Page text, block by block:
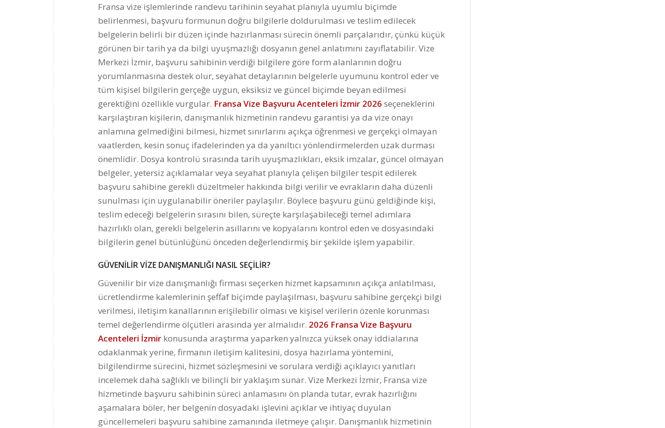
Fransa vize işlemlerinde randevu tarihinin seyahat planıyla uyumlu biçimde
belirlenmesi, başvuru formunun doğru bilgilerle doldurulması ve teslim edilecek
belgelerin belirli bir düzen içinde hazırlanması sürecin önemli parçalarıdır, çünkü küçük
görünen bir tarih ya da bilgi uyuşmazlığı dosyanın genel anlatımını zayıflatabilir. Vize
Merkezi İzmir, başvuru sahibinin verdiği bilgilere göre form alanlarının doğru
yorumlanmasına destek olur, seyahat detaylarının belgelerle uyumunu kontrol eder ve
tüm kişisel bilgilerin gerçeğe uygun, eksiksiz ve güncel biçimde beyan edilmesi
gerektiğini özellikle vurgular. Fransa Vize Başvuru Acenteleri İzmir 2026 seçeneklerini
karşılaştıran kişilerin, danışmanlık hizmetinin randevu garantisi ya da vize onayı
anlamına gelmediğini bilmesi, hizmet sınırlarını açıkça öğrenmesi ve gerçekçi olmayan
vaatlerden, kesin sonuç ifadelerinden ya da yanıltıcı yönlendirmelerden uzak durması
önemlidir. Dosya kontrolü sırasında tarih uyuşmazlıkları, eksik imzalar, güncel olmayan
belgeler, yetersiz açıklamalar veya seyahat planıyla çelişen bilgiler tespit edilerek
başvuru sahibine gerekli düzeltmeler hakkında bilgi verilir ve evrakların daha düzenli
sunulması için uygulanabilir öneriler paylaşılır. Böylece başvuru günü geldiğinde kişi,
teslim edeceği belgelerin sırasını bilen, süreçte karşılaşabileceği temel adımlara
hazırlıklı olan, gerekli belgelerin asıllarını ve kopyalarını kontrol eden ve dosyasındaki
bilgilerin genel bütünlüğünü önceden değerlendirmiş bir şekilde işlem yapabilir.
GÜVENİLİR VİZE DANIŞMANLIĞI NASIL SEÇİLİR?
Güvenilir bir vize danışmanlığı firması seçerken hizmet kapsamının açıkça anlatılması,
ücretlendirme kalemlerinin şeffaf biçimde paylaşılması, başvuru sahibine gerçekçi bilgi
verilmesi, iletişim kanallarının erişilebilir olması ve kişisel verilerin özenle korunması
temel değerlendirme ölçütleri arasında yer almalıdır. 2026 Fransa Vize Başvuru
Acenteleri İzmir konusunda araştırma yaparken yalnızca yüksek onay iddialarına
odaklanmak yerine, firmanın iletişim kalitesini, dosya hazırlama yöntemini,
bilgilendirme sürecini, hizmet sözleşmesini ve sorulara verdiği açıklayıcı yanıtları
incelemek daha sağlıklı ve bilinçli bir yaklaşım sunar. Vize Merkezi İzmir, Fransa vize
hizmetinde başvuru sahibinin süreci anlamasını ön planda tutar, evrak hazırlığını
aşamalara böler, her belgenin dosyadaki işlevini açıklar ve ihtiyaç duyulan
güncellemeleri başvuru sahibine zamanında iletmeye çalışır. Danışmanlık hizmetinin